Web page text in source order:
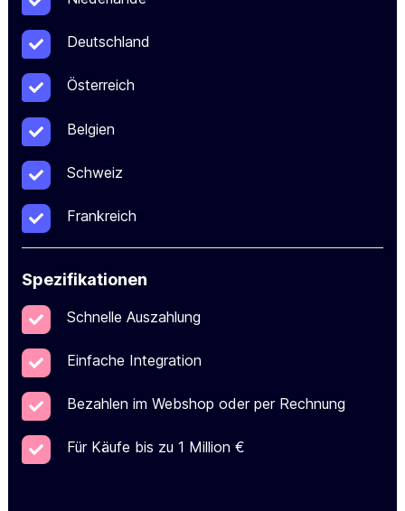
Deutschland
Österreich
Belgien
Schweiz
Frankreich
Spezifikationen
Schnelle Auszahlung
Einfache Integration
Bezahlen im Webshop oder per Rechnung
Für Käufe bis zu 1 Million €